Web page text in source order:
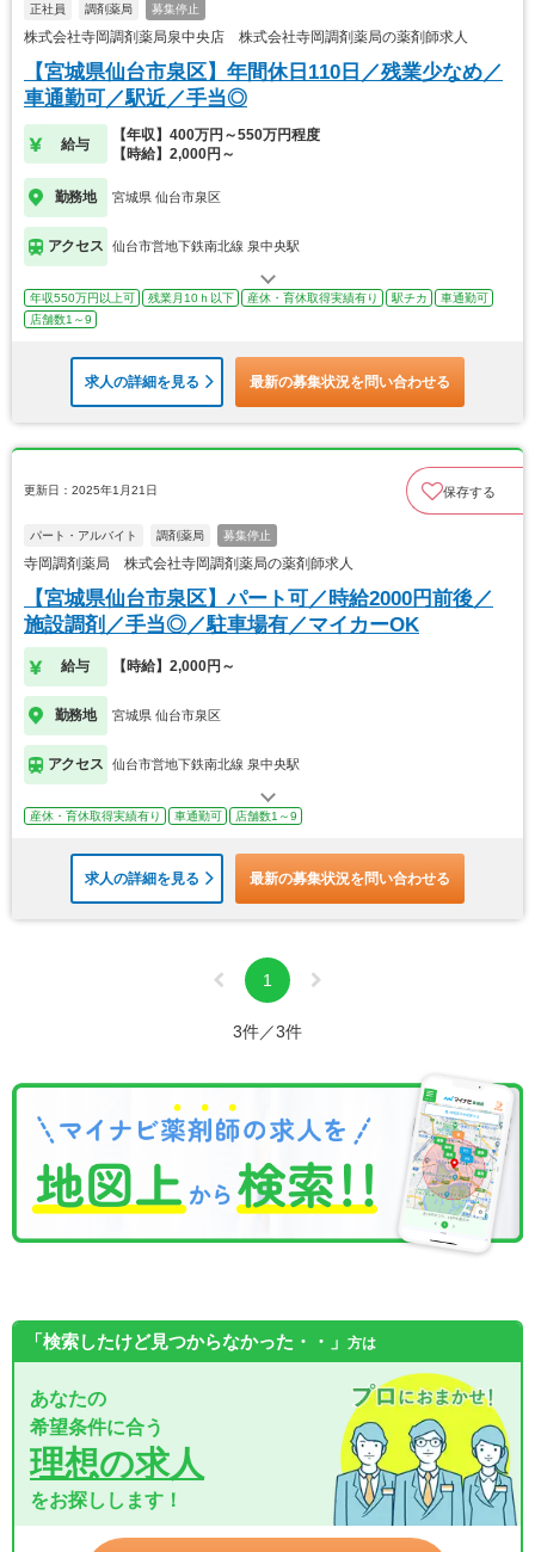
正社員 調剤薬局 募集停止
株式会社寺岡調剤薬局泉中央店 株式会社寺岡調剤薬局の薬剤師求人
【宮城県仙台市泉区】年間休日110日／残業少なめ／
車通勤可／駅近／手当◎
給与
【年収】400万円～550万円程度
【時給】2,000円～
勤務地 宮城県 仙台市泉区
アクセス 仙台市営地下鉄南北線 泉中央駅
年収550万円以上可 残業月10ｈ以下 産休・育休取得実績有り 駅チカ
車通勤可
店舗数1～9
求人の詳細を見る 最新の募集状況を問い合わせる
更新日：2025年1月21日 保存する
パート・アルバイト 調剤薬局 募集停止
寺岡調剤薬局 株式会社寺岡調剤薬局の薬剤師求人
【宮城県仙台市泉区】パート可／時給2000円前後／
施設調剤／手当◎／駐車場有／マイカーOK
給与 【時給】2,000円～
勤務地 宮城県 仙台市泉区
アクセス 仙台市営地下鉄南北線 泉中央駅
産休・育休取得実績有り 車通勤可 店舗数1～9
求人の詳細を見る 最新の募集状況を問い合わせる
1
3件／3件
「検索したけど見つからなかった・・」 方は
あなたの
希望条件に合う
理想の求人
をお探しします！